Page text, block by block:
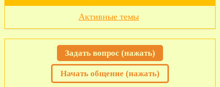
Активные темы
Задать вопрос (нажать)
Начать общение (нажать)